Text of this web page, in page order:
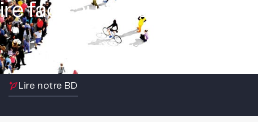
face aux actions
Lire notre BD